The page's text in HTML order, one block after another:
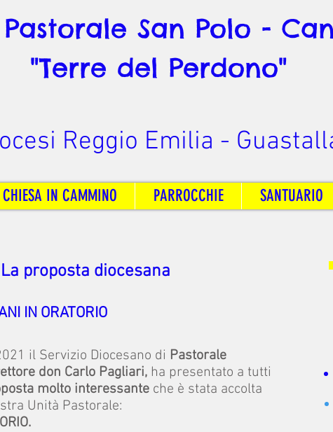
San Polo -
"Terre del Perdono"
Reggio Emilia -
IN CAMMINO PARROCCHIE SANTUARIO
proposta diocesana
IN ORATORIO
il Servizio Diocesano di Pastorale
don Carlo Pagliari, ha presentato a tutti
molto interessante che è stata accolta
Unità Pastorale: